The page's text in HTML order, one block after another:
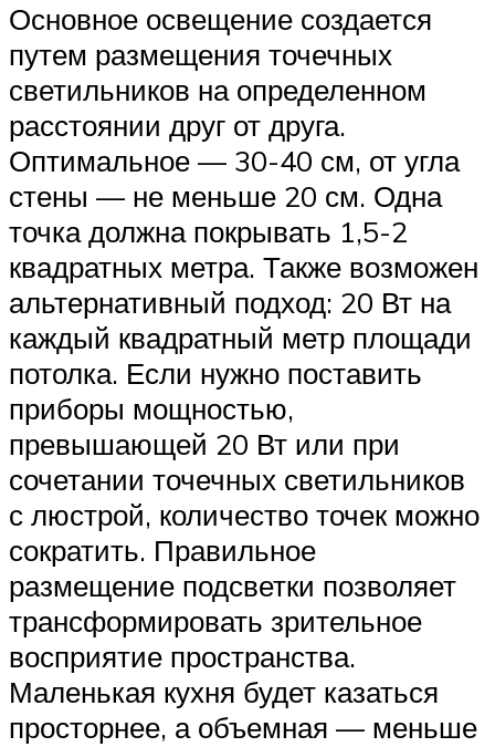
Основное освещение создается
путем размещения точечных
светильников на определенном
расстоянии друг от друга.
Оптимальное — 30-40 см, от угла
стены — не меньше 20 см. Одна
точка должна покрывать 1,5-2
квадратных метра. Также возможен
альтернативный подход: 20 Вт на
каждый квадратный метр площади
потолка. Если нужно поставить
приборы мощностью,
превышающей 20 Вт или при
сочетании точечных светильников
с люстрой, количество точек можно
сократить. Правильное
размещение подсветки позволяет
трансформировать зрительное
восприятие пространства.
Маленькая кухня будет казаться
просторнее, а объемная — меньше